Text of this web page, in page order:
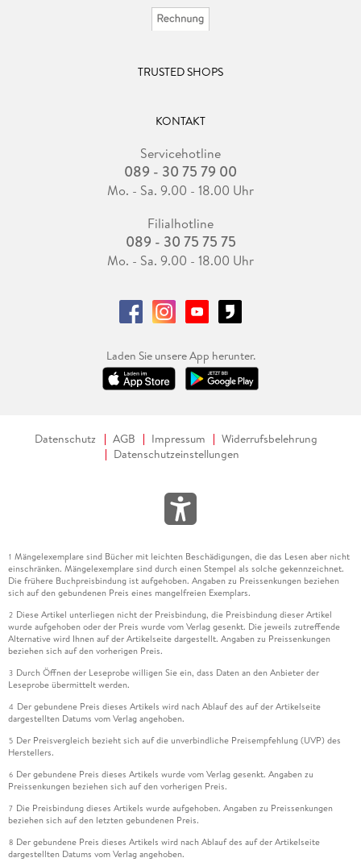
TRUSTED SHOPS
KONTAKT
Servicehotline
089 - 30 75 79 00
Mo. - Sa. 9.00 - 18.00 Uhr
Filialhotline
089 - 30 75 75 75
Mo. - Sa. 9.00 - 18.00 Uhr
Laden Sie unsere App herunter.
Datenschutz AGB Impressum
Widerrufsbelehrung
Datenschutzeinstellungen
1 Mängelexemplare sind Bücher mit leichten Beschädigungen, die das Lesen aber nicht
einschränken. Mängelexemplare sind durch einen Stempel als solche gekennzeichnet.
Die frühere Buchpreisbindung ist aufgehoben. Angaben zu Preissenkungen beziehen
sich auf den gebundenen Preis eines mangelfreien Exemplars.
2 Diese Artikel unterliegen nicht der Preisbindung, die Preisbindung dieser Artikel
wurde aufgehoben oder der Preis wurde vom Verlag gesenkt. Die jeweils zutreffende
Alternative wird Ihnen auf der Artikelseite dargestellt. Angaben zu Preissenkungen
beziehen sich auf den vorherigen Preis.
3 Durch Öffnen der Leseprobe willigen Sie ein, dass Daten an den Anbieter der
Leseprobe übermittelt werden.
4 Der gebundene Preis dieses Artikels wird nach Ablauf des auf der Artikelseite
dargestellten Datums vom Verlag angehoben.
5 Der Preisvergleich bezieht sich auf die unverbindliche Preisempfehlung (UVP) des
Herstellers.
6 Der gebundene Preis dieses Artikels wurde vom Verlag gesenkt. Angaben zu
Preissenkungen beziehen sich auf den vorherigen Preis.
7 Die Preisbindung dieses Artikels wurde aufgehoben. Angaben zu Preissenkungen
beziehen sich auf den letzten gebundenen Preis.
8 Der gebundene Preis dieses Artikels wird nach Ablauf des auf der Artikelseite
dargestellten Datums vom Verlag angehoben.